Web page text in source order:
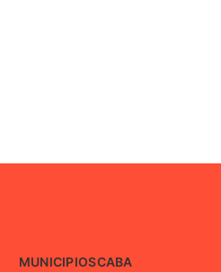
MUNICIPIOSCABA